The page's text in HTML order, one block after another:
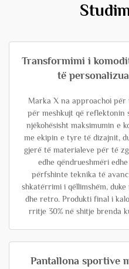
Transformimi i
të
Marka X na approachoi
për meshkujt që reflektonin
njëkohësisht maksimumin e
me ekipin e tyre të dizajnit,
gjerë të materialeve për të
edhe qëndrueshmëri
përfshinte teknika të
shkatërrimi i qëllimshëm,
dhe retro. Produkti final i
rritje 30% në shitje brenda
Pantallona sportive